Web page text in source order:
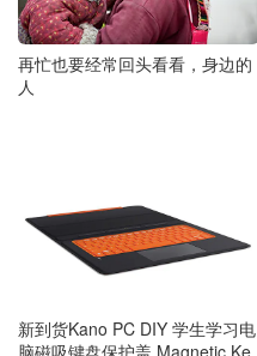
再忙也要经常回头看看，身边的
人
新到货Kano PC DIY 学生学习电